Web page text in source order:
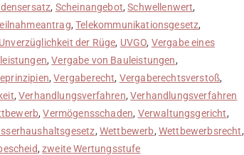
, Scheinangebot,Schwellenwert,
,Telekommunikationsgesetz,
Unverzüglichkeit der Rüge, UVGO, Vergabe eines
,Vergabe von Bauleistungen,
,Vergaberecht, Vergaberechtsverstoß,
,Verhandlungsverfahren,Verhandlungsverfahren
,Vermögensschaden, Verwaltungsgericht,
, Wettbewerb, Wettbewerbsrecht,
,zweite Wertungsstufe